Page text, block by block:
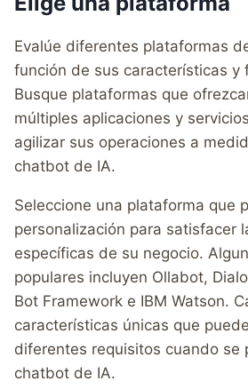
Evalúe diferentes plataformas
función de sus características y
Busque plataformas que
múltiples aplicaciones y
agilizar sus operaciones a
chatbot de IA.
Seleccione una plataforma que
personalización para satisfacer
específicas de su negocio.
populares incluyen Ollabot,
Bot Framework e IBM Watson.
características únicas que
diferentes requisitos cuando se
chatbot de IA.